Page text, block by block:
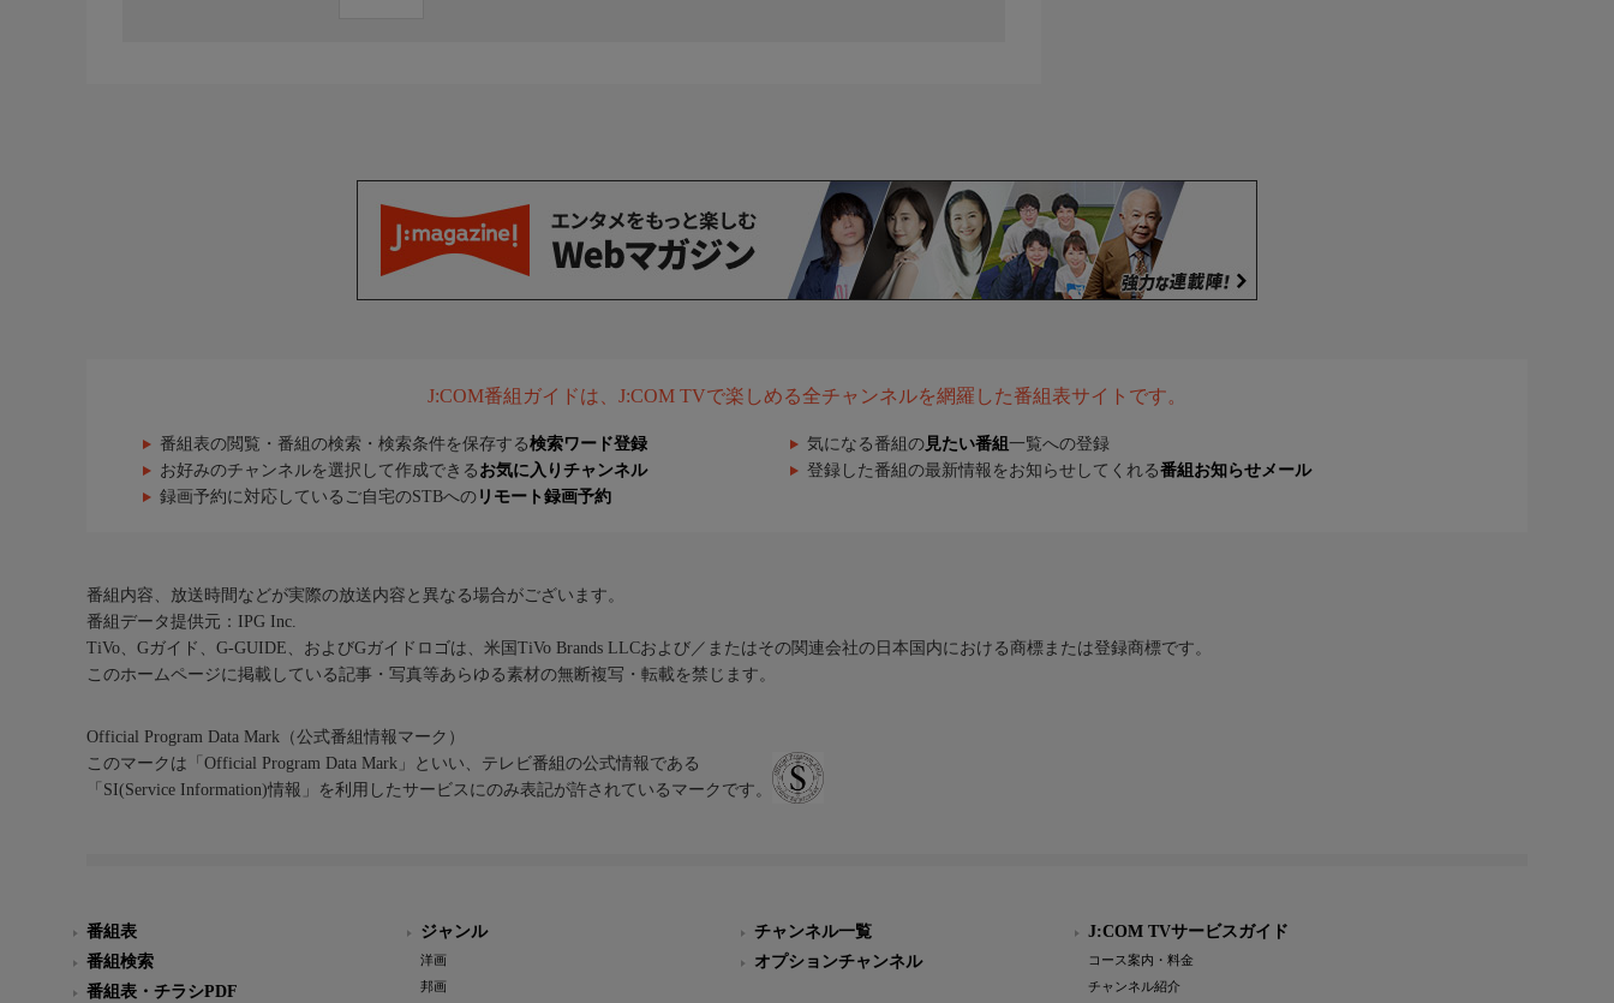
J:COM番組ガイドは、J:COM TVで楽しめる全チャンネルを網羅した番組表サイトです。
番組表の閲覧・番組の検索・検索条件を保存する検索ワード登録 気になる番組の 見たい番組 一覧への登録
お好みのチャンネルを選択して作成できる お気に入りチャンネル 登録した番組の最新情報をお知らせしてくれる番組お知らせメール
録画予約に対応しているご自宅のSTBへの リモート録画予約
番組内容、放送時間などが実際の放送内容と異なる場合がございます。
番組データ提供元：IPG Inc.
TiVo、Gガイド、G-GUIDE、およびGガイドロゴは、米国TiVo Brands LLCおよび／またはその関連会社の日本国内における商標または登録商標です。
このホームページに掲載している記事・写真等あらゆる素材の無断複写・転載を禁じます。
Official Program Data Mark（公式番組情報マーク）
このマークは「Official Program Data Mark」といい、テレビ番組の公式情報である
「SI(Service Information)情報」を利用したサービスにのみ表記が許されているマークです。
番組表
番組検索
番組表・チラシPDF
ジャンル
洋画
邦画
チャンネル一覧
オプションチャンネル
J:COM TVサービスガイド
コース案内・料金
チャンネル紹介